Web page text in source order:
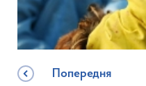
Попередня